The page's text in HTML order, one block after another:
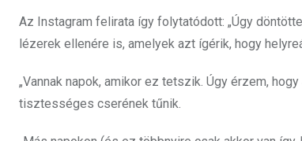
Az Instagram felirata így folytatódott: „Úgy
lézerek ellenére is, amelyek azt ígérik, hogy
„Vannak napok, amikor ez tetszik. Úgy érzem,
tisztességes cserének tűnik.